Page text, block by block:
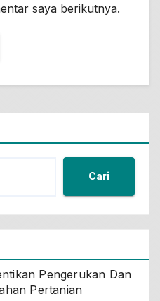
saya berikutnya.
Cari
Pengerukan Dan
Pertanian